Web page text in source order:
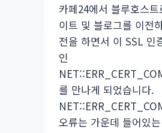
카페24에서 블루호스
이트 및 블로그를 이전
전을 하면서 이 SSL 인
인
를 만나게 되었습니다.
오류는 가운데 들어있